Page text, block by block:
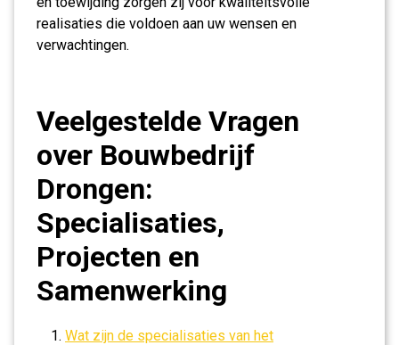
realisaties die voldoen aan uw wensen en
verwachtingen.
Veelgestelde Vragen
over Bouwbedrijf
Drongen:
Specialisaties,
Projecten en
Samenwerking
Wat zijn de specialisaties van het